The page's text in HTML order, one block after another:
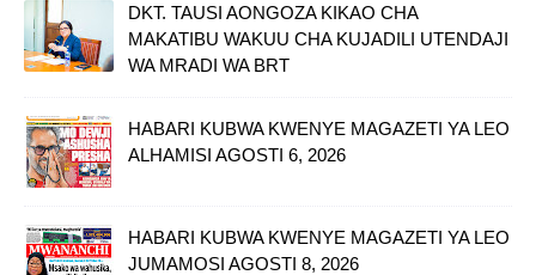
DKT. TAUSI AONGOZA KIKAO CHA
MAKATIBU WAKUU CHA KUJADILI UTENDAJI
WA MRADI WA BRT
HABARI KUBWA KWENYE MAGAZETI YA LEO
ALHAMISI AGOSTI 6, 2026
HABARI KUBWA KWENYE MAGAZETI YA LEO
JUMAMOSI AGOSTI 8, 2026